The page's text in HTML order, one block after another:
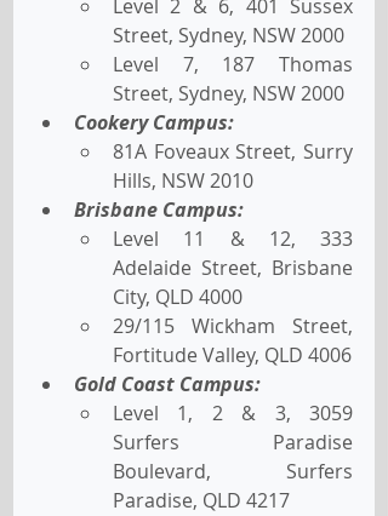
Level 2 & 6, 401 Sussex
Street, Sydney, NSW 2000
Level 7, 187 Thomas
Street, Sydney, NSW 2000
Cookery Campus:
81A Foveaux Street, Surry
Hills, NSW 2010
Brisbane Campus:
Level 11 & 12, 333
Adelaide Street, Brisbane
City, QLD 4000
29/115 Wickham Street,
Gold Coast Campus:
Level 1, 2 & 3, 3059
Surfers Paradise
Boulevard, Surfers
Paradise, QLD 4217